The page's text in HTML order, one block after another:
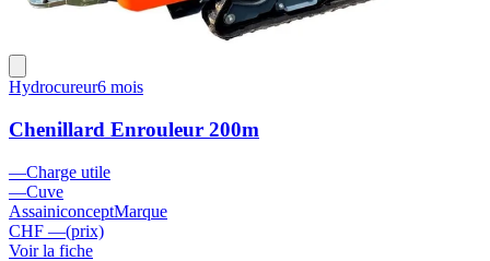
Hydrocureur6 mois
Chenillard Enrouleur 200m
—Charge utile
—Cuve
AssainiconceptMarque
CHF —(prix)
Voir la fiche